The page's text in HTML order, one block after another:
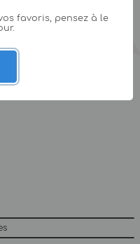
favoris, pensez à le